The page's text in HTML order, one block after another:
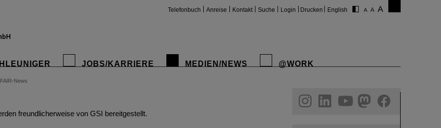
Telefonbuch Anreise Kontakt Suche Login Drucken English
JOBS/KARRIERE MEDIEN/NEWS @WORK
FAIR-News
freundlicherweise von GSI bereitgestellt.
helmholtz.social
facebook